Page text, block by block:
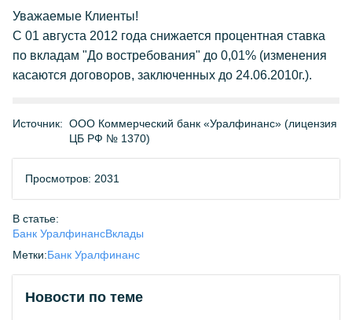
Уважаемые Клиенты!
С 01 августа 2012 года снижается процентная ставка
по вкладам "До востребования" до 0,01% (изменения
касаются договоров, заключенных до 24.06.2010г.).
Источник: ООО Коммерческий банк «Уралфинанс» (лицензия
ЦБ РФ № 1370)
Просмотров: 2031
В статье:
Банк УралфинансВклады
Метки:Банк Уралфинанс
Новости по теме